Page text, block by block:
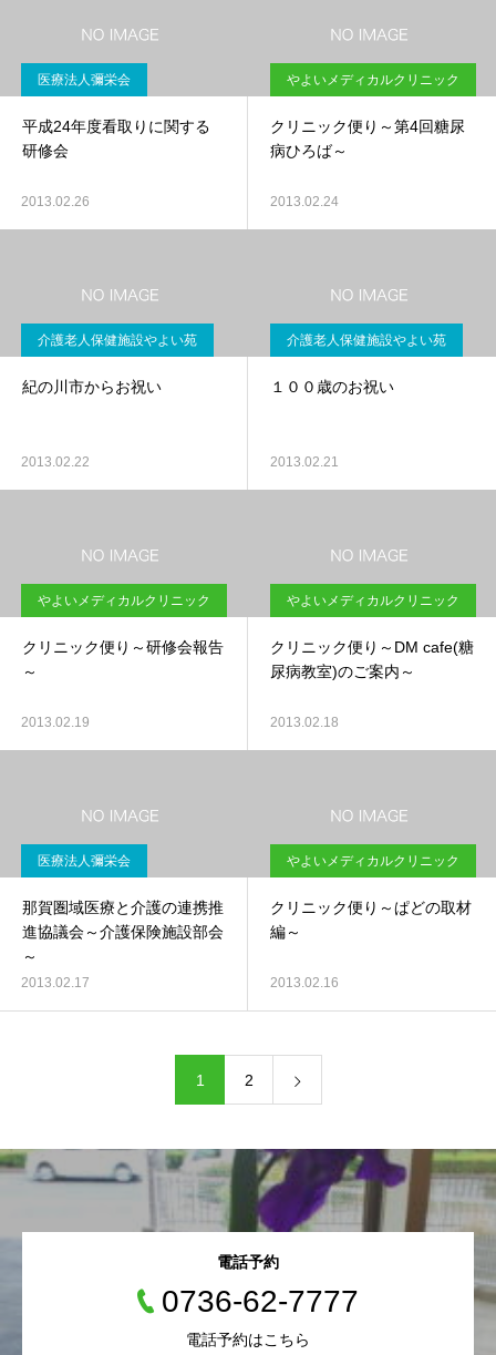
医療法人彌栄会
平成24年度看取りに関する
研修会
2013.02.26
やよいメディカルクリニック
クリニック便り～第4回糖尿
病ひろば～
2013.02.24
介護老人保健施設やよい苑
紀の川市からお祝い
2013.02.22
介護老人保健施設やよい苑
１００歳のお祝い
2013.02.21
やよいメディカルクリニック
クリニック便り～研修会報告
～
2013.02.19
やよいメディカルクリニック
クリニック便り～DM cafe(糖
尿病教室)のご案内～
2013.02.18
医療法人彌栄会
那賀圏域医療と介護の連携推
進協議会～介護保険施設部会
～
2013.02.17
やよいメディカルクリニック
クリニック便り～ぱどの取材
編～
2013.02.16
1 2
電話予約
0736-62-7777
電話予約はこちら